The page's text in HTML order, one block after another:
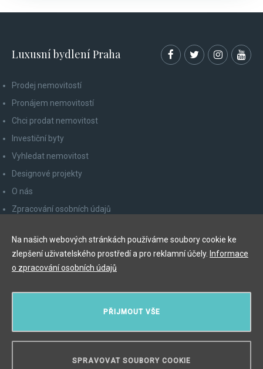
Luxusní bydlení Praha
Prodej nemovitostí
Pronájem nemovitostí
Chci prodat nemovitost
Investiční byty
Vyhledat nemovitost
Designové projekty
O nás
Zpracování osobních údajů
Odhlášení z newsletteru
Myslíková 245/3, 110 00 Praha 1
PŘIJMOUT VŠE
SPRAVOVAT SOUBORY COOKIE
Na našich webových stránkách používáme soubory cookie ke
zlepšení uživatelského prostředí a pro reklamní účely. Informace
o zpracování osobních údajů